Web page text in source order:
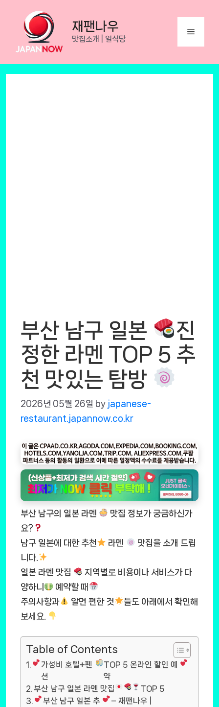
content
재팬나우
맛집소개 | 일식당
Menu
부산 남구 일본
진
정한 라멘 TOP 5 추
천 맛있는 탐방
2026년 05월 26일 by japanese-
restaurant.japannow.co.kr
부산 남구의 일본 라멘
맛집 정보가 궁금하신가
요?
남구 일본에 대한 추천
라멘
맛집을 소개 드립
니다.
일본 라멘 맛집
지역별로 비용이나 서비스가 다
양하니
예약할 때
주의사항과
알면 편한 것
들도 아래에서 확인해
보세요.
Table of Contents
가성비 호텔+펜
션
TOP 5 온라인 할인 예
약
부산 남구 일본 라멘 맛집
TOP 5
부산 남구 일본 추
– 재팬나우 |